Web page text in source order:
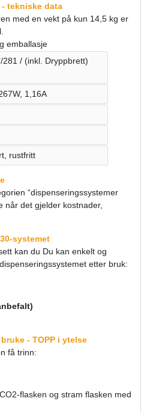
tekniske data
med en vekt på kun 14,5 kg er
emballasje
281 / (inkl. Dryppbrett)
1,16A
rustfritt
“dispenseringssystemer
når det gjelder kostnader,
systemet
kan du Du kan enkelt og
etter bruk:
- TOPP i ytelse
få trinn:
flasken og stram flasken med